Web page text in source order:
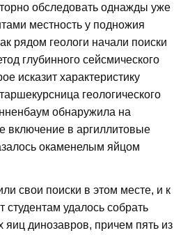
обследовать однажды уже
местность у подножия
рядом геологи начали поиски
глубинного сейсмического
исказит характеристику
геологического
обнаружила на
включение в аргиллитовые
окаменелым яйцом
свои поиски в этом месте, и к
студентам удалось собрать
яиц динозавров, причем пять из